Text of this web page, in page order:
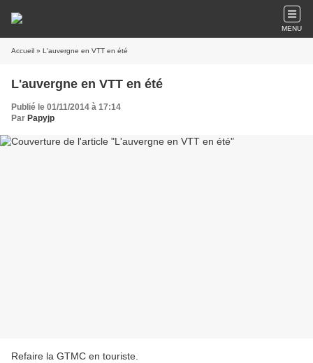
MENU
Accueil » L'auvergne en VTT en été
L'auvergne en VTT en été
Publié le 01/11/2014 à 17:14
Par Papyjp
Refaire la GTMC en touriste.